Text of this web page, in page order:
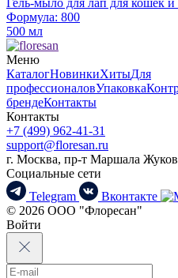
Формула: 800
500 мл
Меню
КаталогНовинкиХитыДля
профессионаловУпаковка
брендеКонтакты
Контакты
+7 (499) 962-41-31
support@floresan.ru
г. Москва, пр-т Маршала
Социальные сети
Telegram
Вконтакте
© 2026 ООО "Флоресан"
Войти